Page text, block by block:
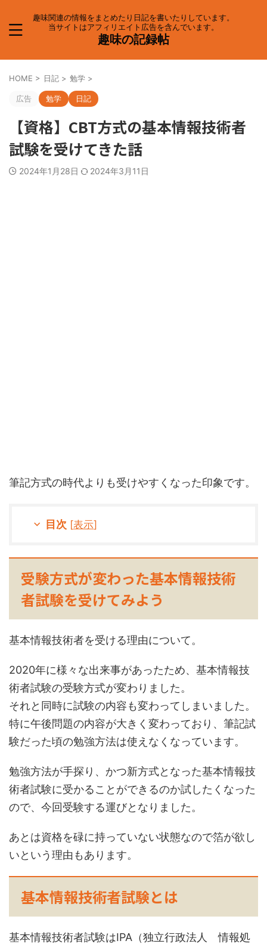
趣味関連の情報をまとめたり日記を書いたりしています。
当サイトはアフィリエイト広告を含んでいます。
趣味の記録帖
HOME > 日記 > 勉学 >
広告 勉学 日記
【資格】CBT方式の基本情報技術者
試験を受けてきた話
2024年1月28日 2024年3月11日
筆記方式の時代よりも受けやすくなった印象です。
目次 [表示]
受験方式が変わった基本情報技術
者試験を受けてみよう
基本情報技術者を受ける理由について。
2020年に様々な出来事があったため、基本情報技
術者試験の受験方式が変わりました。
それと同時に試験の内容も変わってしまいました。
特に午後問題の内容が大きく変わっており、筆記試
験だった頃の勉強方法は使えなくなっています。
勉強方法が手探り、かつ新方式となった基本情報技
術者試験に受かることができるのか試したくなった
ので、今回受験する運びとなりました。
あとは資格を碌に持っていない状態なので箔が欲し
いという理由もあります。
基本情報技術者試験とは
基本情報技術者試験はIPA（独立行政法人 情報処